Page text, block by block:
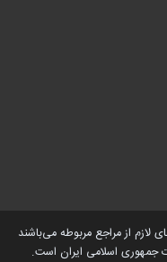
لازم از مراجع مربوطه می‌باشند
جمهوری اسلامی ایران است.